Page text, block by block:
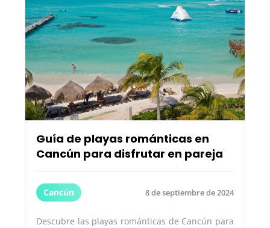
Guía de playas románticas en
Cancún para disfrutar en pareja
Cancún 8 de septiembre de 2024
Descubre las playas románticas de Cancún para